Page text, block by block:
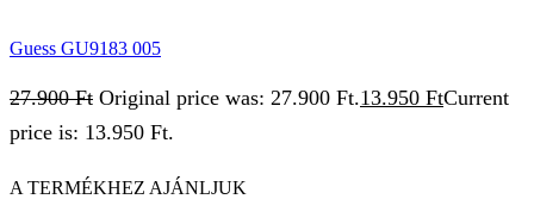
Guess GU9183 005
27.900Ft Original price was: 27.900 Ft.13.950 FtCurrent
price is: 13.950 Ft.
A TERMÉKHEZ AJÁNLJUK